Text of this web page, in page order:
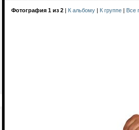
Фотография 1 из 2 | К альбому | К группе | Все